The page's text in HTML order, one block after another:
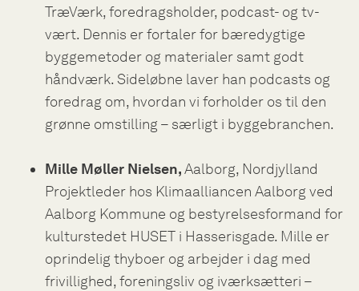
TræVærk, foredragsholder, podcast- og tv-
vært. Dennis er fortaler for bæredygtige
byggemetoder og materialer samt godt
håndværk. Sideløbne laver han podcasts og
foredrag om, hvordan vi forholder os til den
grønne omstilling – særligt i byggebranchen.
Mille Møller Nielsen,Aalborg, Nordjylland
Projektleder hos Klimaalliancen Aalborg ved
Aalborg Kommune og bestyrelsesformand for
kulturstedet HUSET i Hasserisgade. Mille er
oprindelig thyboer og arbejder i dag med
frivillighed, foreningsliv og iværksætteri –